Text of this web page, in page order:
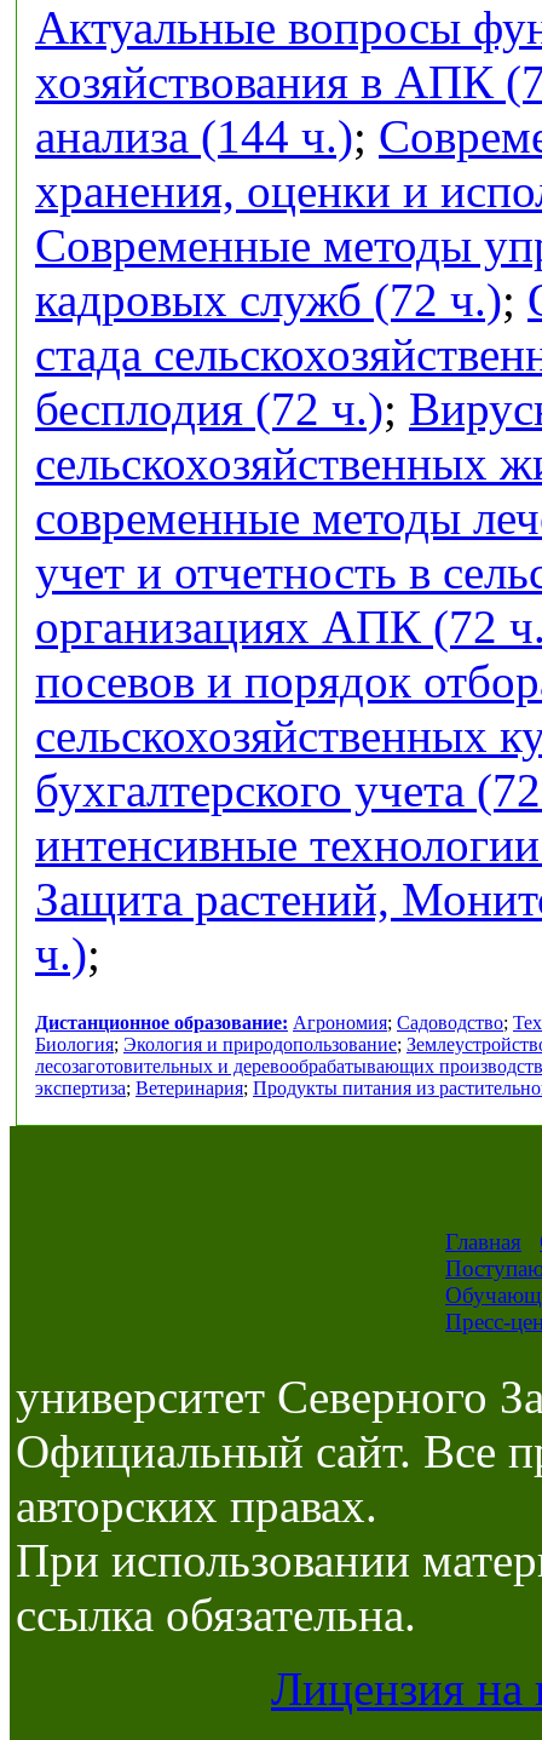
Актуальные вопросы
хозяйствования в АПК
анализа (144 ч.);
хранения, оценки и
Современные методы
кадровых служб (72 ч.);
стада
бесплодия (72 ч.);
сельскохозяйственных
современные методы
учет и отчетность в
организациях АПК (72
посевов и порядок
сельскохозяйственных
бухгалтерского учета
интенсивные
Защита растений,
ч.);
Дистанционное образование: Агрономия; Садоводство;
Биология; Экология и природопользование;
лесозаготовительных и деревообрабатывающих производств
экспертиза; Ветеринария; Продукты питания из
Главная
Пресс-
университет Северного
Официальный сайт. Все
авторских правах.
При использовании
ссылка обязательна.
Лицензия на